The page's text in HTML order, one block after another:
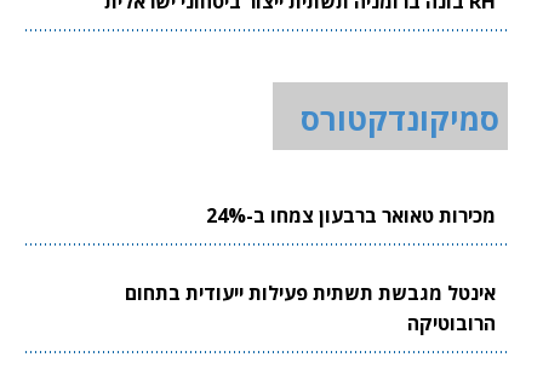
סמיקונדקטורס
מכירות טאואר ברבעון צמחו ב-24%
אינטל מגבשת תשתית פעילות ייעודית בתחום
הרובוטיקה